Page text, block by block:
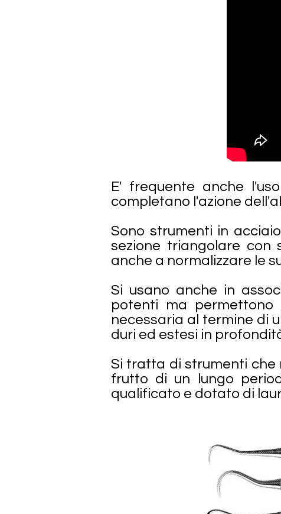
E' frequente anche
completano l'azione
Sono strumenti in
sezione triangolare con
anche a normalizzare le
Si usano anche in
potenti ma
necessaria al termine di
duri ed estesi in
Si tratta di strumenti che
frutto di un lungo
qualificato e dotato di